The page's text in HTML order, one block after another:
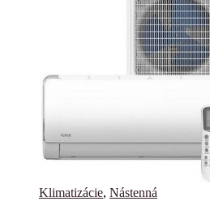
Klimatizácie, Nástenná